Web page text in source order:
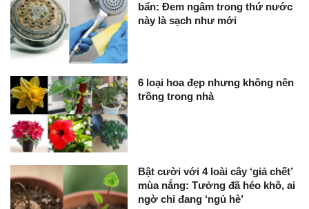
bẩn: Đem ngâm trong thứ nước
này là sạch như mới
6 loại hoa đẹp nhưng không nên
trồng trong nhà
Bật cười với 4 loài cây ‘giả chết’
mùa nắng: Tưởng đã héo khô, ai
ngờ chỉ đang ‘ngủ hè’